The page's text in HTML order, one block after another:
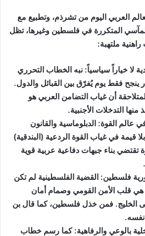
العربي اليوم من تشرذم، وتطبيع مع
المتكررة في فلسطين وغيرها، تظل
لا خياراً سياسياً: نبه الخطاب التحرري
ينجح فقط يوم يُفرّق بين القبائل والدول.
أن غياب التضامن العربي هو
منها التدخلات الأجنبية.
عالم القوة: الدبلوماسية والقانون
قيمة في غياب القوة الردعية (البندقية)
تقتضي بناء جبهات دفاعية عربية قوية
فلسطين: القضية الفلسطينية لم تكن
قلب الأمن القومي وصمام أمان
الخليج. فمن خذل فلسطين، كما قال بن
نفسه.
بالوعي والرفاهية: كما رسم خطاب